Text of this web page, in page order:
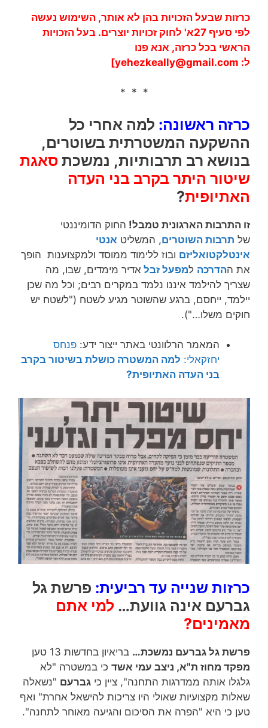
כרזות שבעל הזכויות בהן לא אותר, השימוש נעשה
לפי סעיף 27א' לחוק זכויות יוצרים. בעל הזכויות
הראשי בכל כרזה, אנא פנו
ל: yehezkeally@gmail.com
]
* * *
כרזה ראשונה: למה אחרי כל
ההשקעה המשטרתית בשוטרים,
בנושא רב תרבותיות, נמשכת סאגת
שיטור היתר בקרב בני העדה
האתיופית?
זו התרבות הארגונית טמבל! החוק הדומיננטי
של תרבות השוטרים, המשליט אנטי
אינטלקטואליזם ובוז ללימוד ממוסד ולמקצוענות הופך
את ההדרכה למפעל זבל אדיר מימדים, שבו, מה
שצריך להילמד איננו נלמד במקרים רבים; וכל מה שכן
יילמד, ייחסם, ברגע שהשוטר מגיע לשטח ("לשטח יש
חוקים משלו…").
המאמר הרלוונטי באתר ייצור ידע: פנחס
יחזקאלי: למה המשטרה כושלת בשיטור בקרב
בני העדה האתיופית?
כרזות שנייה עד רביעית: פרשת גל
גברעם אינה גוועת… למי אתם
מאמינים?
פרשת גל גברעם נמשכת… בריאיון בחדשות 13 טען
מפקד מחוז ת"א, ניצב עמי אשד כי במשטרה "לא
גלגלו אותה ממדרגות התחנה", ציין כי גברעם "נשאלה
שאלות מקצועיות שאולי היו צריכות להישאל אחרת" ואף
טען כי היא "הפרה את הסיכום והגיעה מאוחר לתחנה".